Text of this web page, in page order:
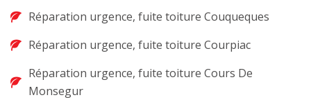
Réparation urgence, fuite toiture Couqueques
Réparation urgence, fuite toiture Courpiac
Réparation urgence, fuite toiture Cours De
Monsegur